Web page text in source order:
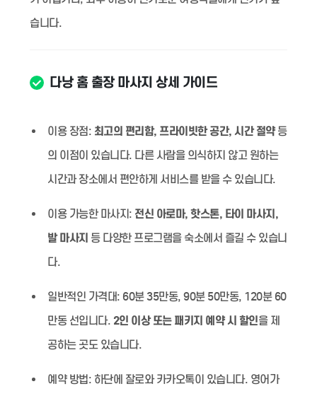
습니다.
다낭 홈 출장 마사지 상세 가이드
이용 장점: 최고의 편리함, 프라이빗한 공간, 시간 절약등
의 이점이 있습니다. 다른 사람을 의식하지 않고 원하는
시간과 장소에서 편안하게 서비스를 받을 수 있습니다.
이용 가능한 마사지: 전신 아로마, 핫스톤, 타이 마사지,
발 마사지 등 다양한 프로그램을 숙소에서 즐길 수 있습니
다.
일반적인 가격대: 60분 35만동, 90분 50만동, 120분 60
만동 선입니다. 2인 이상 또는 패키지 예약 시 할인을 제
공하는 곳도 있습니다.
예약 방법: 하단에 잘로와 카카오톡이 있습니다. 영어가